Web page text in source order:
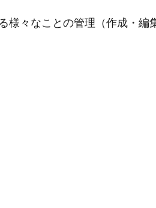
様々なことの管理（作成・編